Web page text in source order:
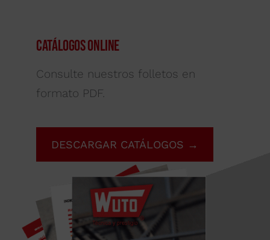
Catálogos Online
Consulte nuestros folletos en
formato PDF.
DESCARGAR CATÁLOGOS →